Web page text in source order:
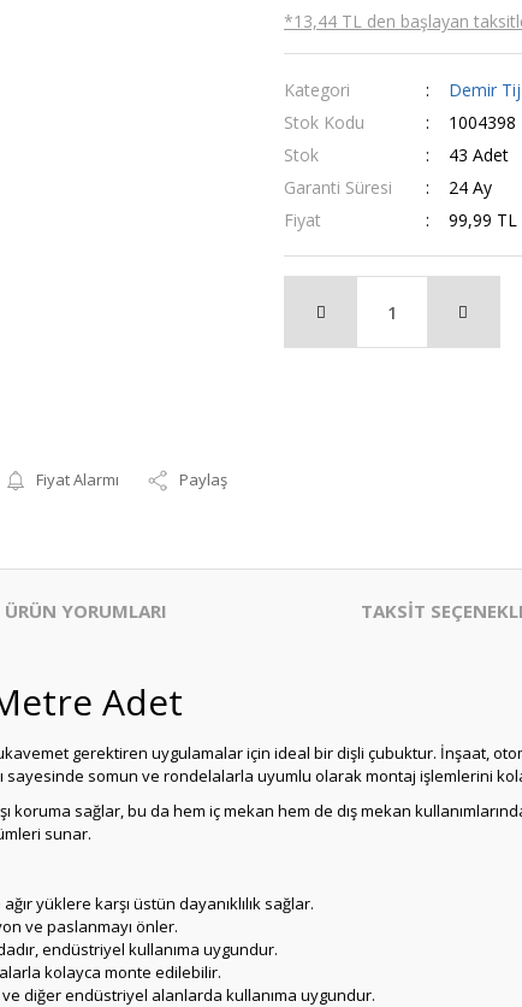
Fiyat Alarmı Paylaş
*13,44 TL den başlayan
Kategori
Demir
Stok Kodu
1004398
Stok
43 Adet
Garanti Süresi
24 Ay
Fiyat
99,99 TL
ÜRÜN YORUMLARI TAKSİT
Adet
gerektiren uygulamalar için ideal bir dişli çubuktur. İnşaat,
sayesinde somun ve rondelalarla uyumlu olarak montaj işlemlerini
sağlar, bu da hem iç mekan hem de dış mekan
sunar.
yüklere karşı üstün dayanıklılık sağlar.
ve paslanmayı önler.
endüstriyel kullanıma uygundur.
kolayca monte edilebilir.
diğer endüstriyel alanlarda kullanıma uygundur.